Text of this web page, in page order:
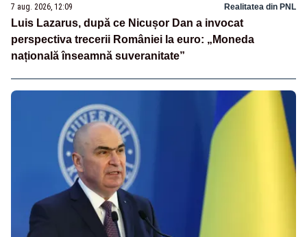
7 aug. 2026, 12:09 Realitatea din PNL
Luis Lazarus, după ce Nicușor Dan a invocat
perspectiva trecerii României la euro: „Moneda
națională înseamnă suveranitate”